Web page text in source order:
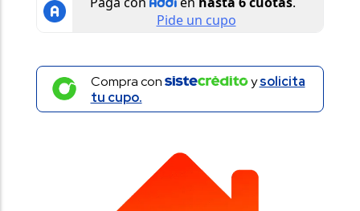
Compra con ysolicita
tu cupo.